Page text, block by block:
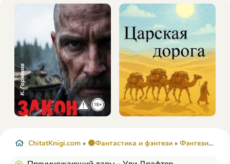
ChitatKnigi.com » 🟠Фантастика и фэнтези » Фэнтези»